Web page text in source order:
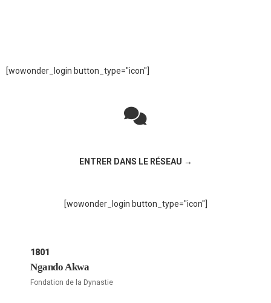
[wowonder_login button_type="icon"]
ENTRER DANS LE RÉSEAU →
[wowonder_login button_type="icon"]
1801
Ngando Akwa
Fondation de la Dynastie